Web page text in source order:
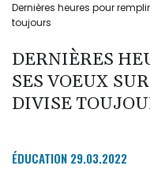
Dernières heures pour
toujours
DERNIÈRES
SES VOEUX
DIVISE
ÉDUCATION 29.03.2022